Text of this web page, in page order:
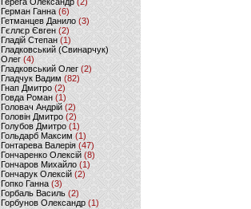
Герман Ганна (6)
Гетманцев Данило (3)
Гєллєр Євген (2)
Гладій Степан(1)
Гладковський (Свинарчук)
Олег (4)
Гладковський Олег (2)
Гладчук Вадим (82)
Гнап Дмитро (2)
Говда Роман(1)
Головач Андрій (2)
Головін Дмитро (2)
Голубов Дмитро (1)
Гольдарб Максим(1)
Гонтарева Валерія (47)
Гончаренко Олексій(8)
Гончаров Михайло (1)
Гончарук Олексій (2)
Гопко Ганна (3)
Горбаль Василь (2)
Горбунов Олександр (1)